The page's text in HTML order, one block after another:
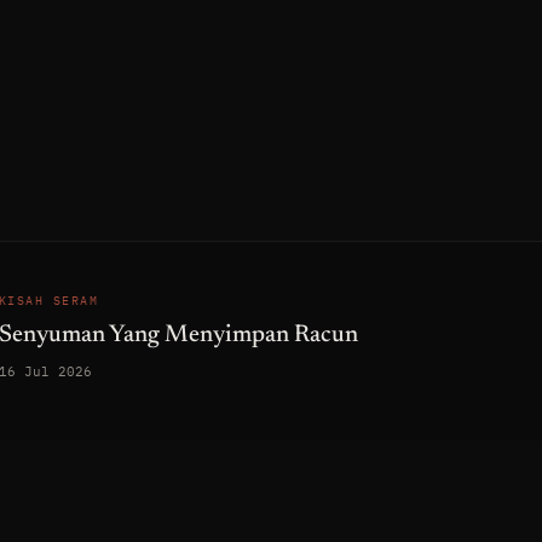
KISAH SERAM
Senyuman Yang Menyimpan Racun
16 Jul 2026